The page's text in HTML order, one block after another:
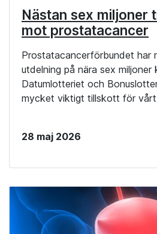
Nästan sex miljoner
mot prostatacancer
Prostatacancerförbundet har
utdelning på nära sex miljoner
Datumlotteriet och
mycket viktigt tillskott för
28 maj 2026